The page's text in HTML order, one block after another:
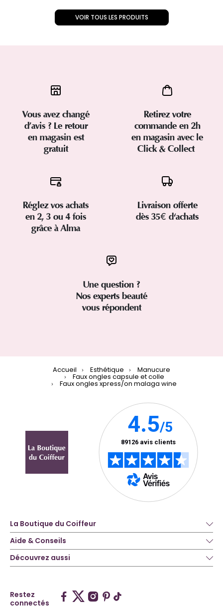
VOIR TOUS LES PRODUITS
Vous avez changé
d’avis ? Le retour
en magasin est
gratuit
Retirez votre
commande en 2h
en magasin avec le
Click & Collect
Réglez vos achats
en 2, 3 ou 4 fois
grâce à Alma
Livraison offerte
dès 35€ d'achats
Une question ?
Nos experts beauté
vous répondent
Accueil Esthétique Manucure
Faux ongles capsule et colle
Faux ongles xpress/on malaga wine
La Boutique du Coiffeur
Aide & Conseils
Découvrez aussi
Restez
connectés